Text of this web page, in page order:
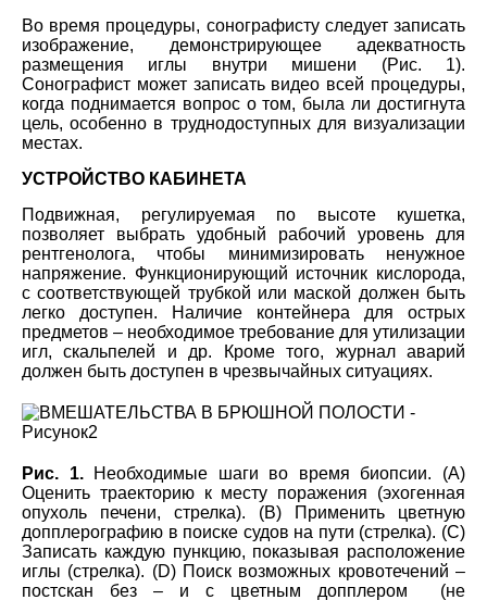
Во время процедуры, сонографисту следует записать
изображение, демонстрирующее адекватность
размещения иглы внутри мишени (Рис. 1).
Сонографист может записать видео всей процедуры,
когда поднимается вопрос о том, была ли достигнута
цель, особенно в труднодоступных для визуализации
местах.
УСТРОЙСТВО КАБИНЕТА
Подвижная, регулируемая по высоте кушетка,
позволяет выбрать удобный рабочий уровень для
рентгенолога, чтобы минимизировать ненужное
напряжение. Функционирующий источник кислорода,
с соответствующей трубкой или маской должен быть
легко доступен. Наличие контейнера для острых
предметов – необходимое требование для утилизации
игл, скальпелей и др. Кроме того, журнал аварий
должен быть доступен в чрезвычайных ситуациях.
Рис. 1.Необходимые шаги во время биопсии. (А)
Оценить траекторию к месту поражения (эхогенная
опухоль печени, стрелка). (B) Применить цветную
допплерографию в поиске судов на пути (стрелка). (C)
Записать каждую пункцию, показывая расположение
иглы (стрелка). (D) Поиск возможных кровотечений –
постскан без – и с цветным допплером (не